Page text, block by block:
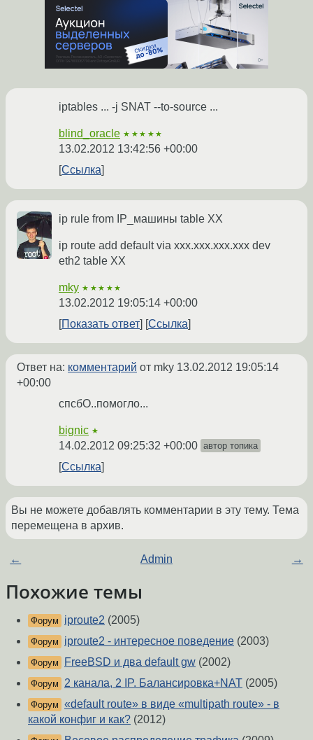
iptables ... -j SNAT --to-source ...
blind_oracle ★★★★★
13.02.2012 13:42:56 +00:00
Ссылка
ip rule from IP_машины table XX
ip route add default via xxx.xxx.xxx.xxx dev
eth2 table XX
mky ★★★★★
13.02.2012 19:05:14 +00:00
Показать ответ
Ссылка
Ответ на: комментарий от mky 13.02.2012 19:05:14
+00:00
спсбО..помогло...
bignic ★
14.02.2012 09:25:32 +00:00 автор топика
Ссылка
Вы не можете добавлять комментарии в эту тему. Тема
перемещена в архив.
← Admin →
Похожие темы
Форум iproute2 (2005)
Форум iproute2 - интересное поведение (2003)
Форум FreeBSD и два default gw (2002)
Форум 2 канала, 2 IP. Балансировка+NAT (2005)
Форум «default route» в виде «multipath route» - в
какой конфиг и как? (2012)